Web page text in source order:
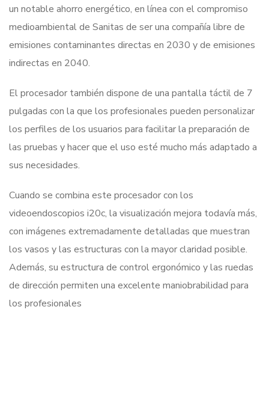
un notable ahorro energético, en línea con el compromiso
medioambiental de Sanitas de ser una compañía libre de
emisiones contaminantes directas en 2030 y de emisiones
indirectas en 2040.
El procesador también dispone de una pantalla táctil de 7
pulgadas con la que los profesionales pueden personalizar
los perfiles de los usuarios para facilitar la preparación de
las pruebas y hacer que el uso esté mucho más adaptado a
sus necesidades.
Cuando se combina este procesador con los
videoendoscopios i20c, la visualización mejora todavía más,
con imágenes extremadamente detalladas que muestran
los vasos y las estructuras con la mayor claridad posible.
Además, su estructura de control ergonómico y las ruedas
de dirección permiten una excelente maniobrabilidad para
los profesionales